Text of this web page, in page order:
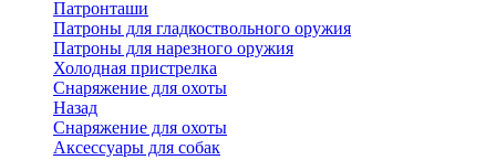
Патронташи
Патроны для гладкоствольного оружия
Патроны для нарезного оружия
Холодная пристрелка
Снаряжение для охоты
Назад
Снаряжение для охоты
Аксессуары для собак